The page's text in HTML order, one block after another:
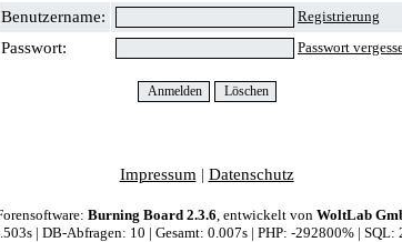
Benutzername: Registrierung
Passwort: Passwort
Impressum | Datenschutz
Burning Board 2.3.6, entwickelt von WoltLab
| DB-Abfragen: 10 | Gesamt: 0.007s | PHP: -292800% | SQL: